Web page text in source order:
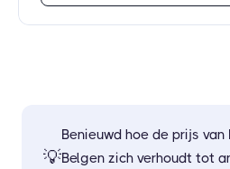
💡
Benieuwd hoe de prijs van
Belgen zich verhoudt tot